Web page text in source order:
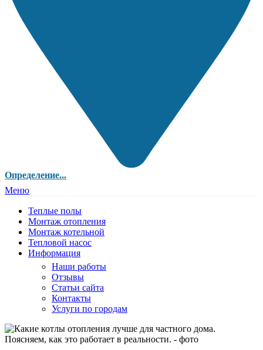
Определение...
Меню
Теплые полы
Монтаж отопления
Монтаж котельной
Тепловой насос
Информация
Наши работы
Отзывы
Статьи сайта
Контакты
Услуги по городам